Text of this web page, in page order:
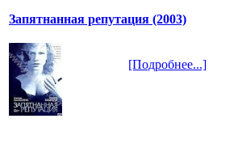
Запятнанная репутация (2003)
[Подробнее...]